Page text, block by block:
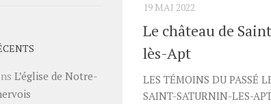
19 MAI 2022
Le château de
lès-Apt
LES TÉMOINS DU PASSÉ
SAINT-SATURNIN-LES-
L’église de Notre-